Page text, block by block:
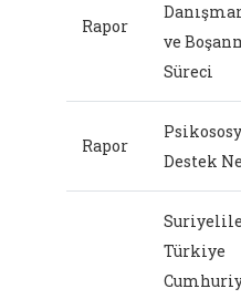
Rapor
ve
Süreci
Rapor
Destek
Türkiye